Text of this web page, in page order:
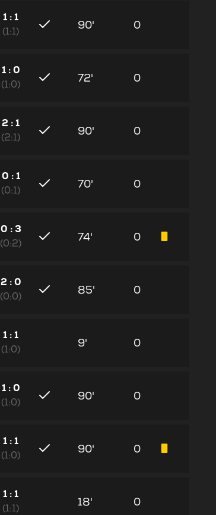
1 : 1
(1:1)
90' 0
1 : 0
(1:0)
72' 0
2 : 1
(2:1)
90' 0
0 : 1
(0:1)
70' 0
0 : 3
(0:2)
74' 0
2 : 0
(0:0)
85' 0
1 : 1
(1:0)
9' 0
1 : 0
(1:0)
90' 0
1 : 1
(1:0)
90' 0
1 : 1
(1:1)
18' 0